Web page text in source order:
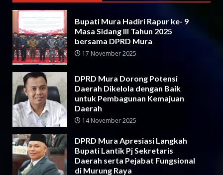
Bupati Mura Hadiri Rapur ke- 9
Masa Sidang III Tahun 2025
bersama DPRD Mura
17 November 2025
DPRD Mura Dorong Potensi
Daerah Dikelola dengan Baik
untuk Pembagunan Kemajuan
Daerah
14 November 2025
DPRD Mura Apresiasi Langkah
Bupati Lantik Pj Sekretaris
Daerah serta Pejabat Fungsional
di Murung Raya